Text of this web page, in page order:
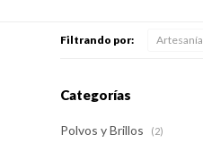
Filtrando por:
Categorías
Polvos y Brillos (2)